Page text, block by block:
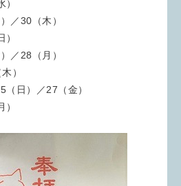
／30（木）
／28（月）
）
日）／27（金）